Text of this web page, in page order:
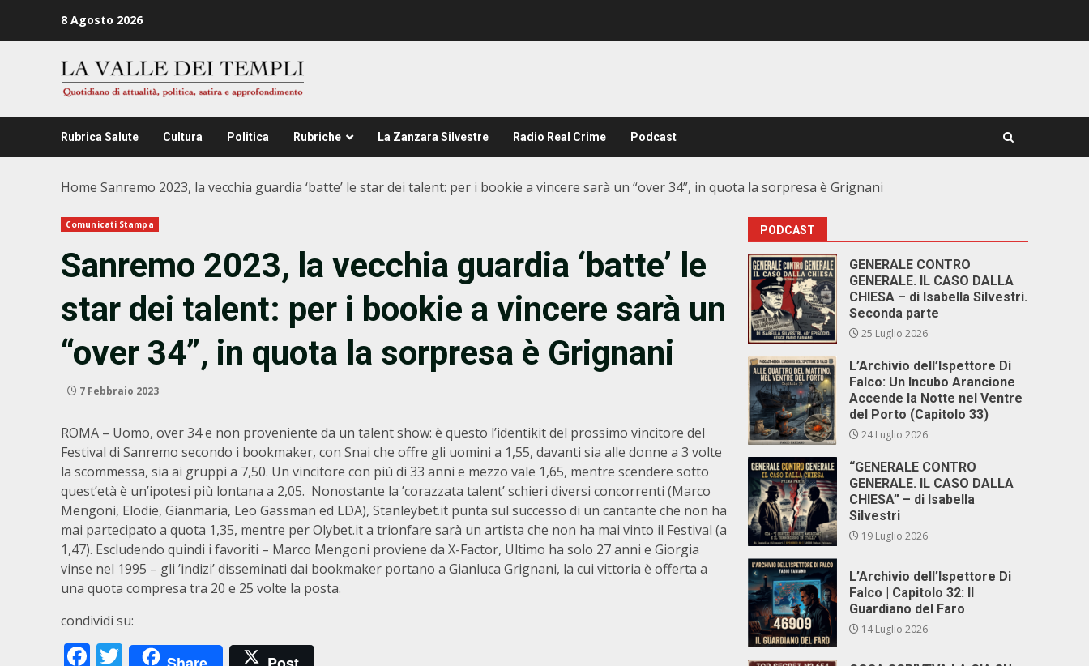
8 Agosto 2026
Rubrica Salute Cultura Politica Rubriche La Zanzara Silvestre Radio Real Crime Podcast
Home Sanremo 2023, la vecchia guardia ‘batte’ le star dei talent: per i bookie a vincere sarà un “over 34”, in quota la sorpresa è Grignani
Comunicati Stampa
Sanremo 2023, la vecchia guardia ‘batte’ le
star dei talent: per i bookie a vincere sarà un
“over 34”, in quota la sorpresa è Grignani
7 Febbraio 2023
ROMA – Uomo, over 34 e non proveniente da un talent show: è questo l’identikit del prossimo vincitore del
Festival di Sanremo secondo i bookmaker, con Snai che offre gli uomini a 1,55, davanti sia alle donne a 3 volte
la scommessa, sia ai gruppi a 7,50. Un vincitore con più di 33 anni e mezzo vale 1,65, mentre scendere sotto
quest’età è un’ipotesi più lontana a 2,05. Nonostante la ’corazzata talent’ schieri diversi concorrenti (Marco
Mengoni, Elodie, Gianmaria, Leo Gassman ed LDA), Stanleybet.it punta sul successo di un cantante che non ha
mai partecipato a quota 1,35, mentre per Olybet.it a trionfare sarà un artista che non ha mai vinto il Festival (a
1,47). Escludendo quindi i favoriti – Marco Mengoni proviene da X-Factor, Ultimo ha solo 27 anni e Giorgia
vinse nel 1995 – gli ’indizi’ disseminati dai bookmaker portano a Gianluca Grignani, la cui vittoria è offerta a
una quota compresa tra 20 e 25 volte la posta.
condividi su:
Facebook
Twitter
PODCAST
GENERALE CONTRO
GENERALE. IL CASO DALLA
CHIESA – di Isabella Silvestri.
Seconda parte
25 Luglio 2026
L’Archivio dell’Ispettore Di
Falco: Un Incubo Arancione
Accende la Notte nel Ventre
del Porto (Capitolo 33)
24 Luglio 2026
“GENERALE CONTRO
GENERALE. IL CASO DALLA
CHIESA” – di Isabella
Silvestri
19 Luglio 2026
L’Archivio dell’Ispettore Di
Falco | Capitolo 32: Il
Guardiano del Faro
14 Luglio 2026